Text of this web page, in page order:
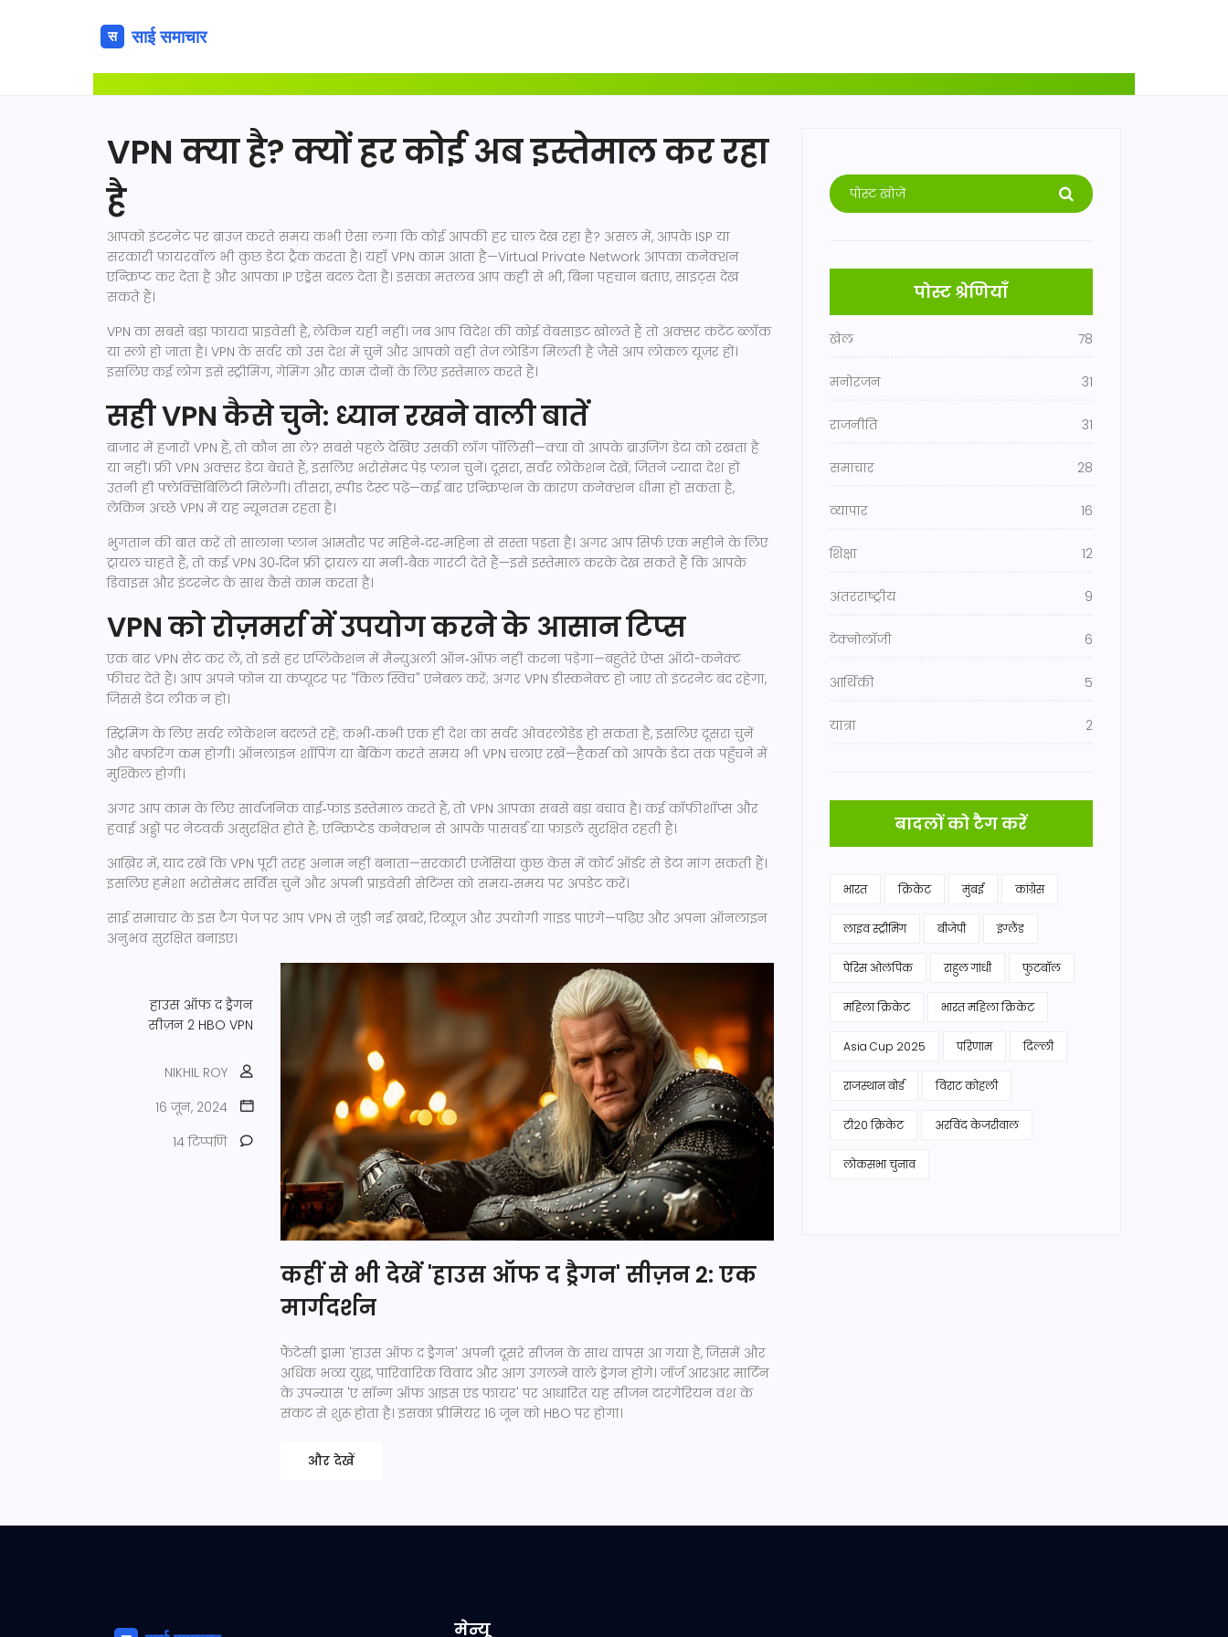
VPN क्या है? क्यों हर कोई अब इस्तेमाल कर रहा
है
आपको इंटरनेट पर ब्राउज़ करते समय कभी ऐसा लगा कि कोई आपकी हर चाल देख रहा है? असल में, आपके ISP या
सरकारी फ़ायरवॉल भी कुछ डेटा ट्रैक करता है। यहाँ VPN काम आता है—Virtual Private Network आपका कनेक्शन
एन्क्रिप्ट कर देता है और आपका IP एड्रेस बदल देता है। इसका मतलब आप कहीं से भी, बिना पहचान बताए, साइट्स देख
सकते हैं।
VPN का सबसे बड़ा फायदा प्राइवेसी है, लेकिन यही नहीं। जब आप विदेश की कोई वेबसाइट खोलते हैं तो अक्सर कंटेंट ब्लॉक
या स्लो हो जाता है। VPN के सर्वर को उस देश में चुनें और आपको वही तेज़ लोडिंग मिलती है जैसे आप लोकल यूज़र हों।
इसलिए कई लोग इसे स्ट्रीमिंग, गेमिंग और काम दोनों के लिए इस्तेमाल करते हैं।
सही VPN कैसे चुने: ध्यान रखने वाली बातें
बाजार में हजारों VPN हैं, तो कौन सा ले? सबसे पहले देखिए उसकी लॉग पॉलिसी—क्या वो आपके ब्राउज़िंग डेटा को रखता है
या नहीं। फ्री VPN अक्सर डेटा बेचते हैं, इसलिए भरोसेमंद पेड़ प्लान चुनें। दूसरा, सर्वर लोकेशन देखें; जितने ज्यादा देश हों
उतनी ही फ़्लेक्सिबिलिटी मिलेगी। तीसरा, स्पीड टेस्ट पढ़ें—कई बार एन्क्रिप्शन के कारण कनेक्शन धीमा हो सकता है,
लेकिन अच्छे VPN में यह न्यूनतम रहता है।
भुगतान की बात करें तो सालाना प्लान आमतौर पर महिने‑दर‑महिना से सस्ता पड़ता है। अगर आप सिर्फ एक महीने के लिए
ट्रायल चाहते हैं, तो कई VPN 30‑दिन फ्री ट्रायल या मनी‑बैक गारंटी देते हैं—इसे इस्तेमाल करके देख सकते हैं कि आपके
डिवाइस और इंटरनेट के साथ कैसे काम करता है।
VPN को रोज़मर्रा में उपयोग करने के आसान टिप्स
एक बार VPN सेट कर लें, तो इसे हर एप्लिकेशन में मैन्युअली ऑन‑ऑफ़ नहीं करना पड़ेगा—बहुतेरे ऐप्स ऑटो-कनेक्ट
फीचर देते हैं। आप अपने फोन या कंप्यूटर पर "किल स्विच" एनेबल करें; अगर VPN डीस्कनेक्ट हो जाए तो इंटरनेट बंद रहेगा,
जिससे डेटा लीक न हो।
स्ट्रिमिंग के लिए सर्वर लोकेशन बदलते रहें; कभी‑कभी एक ही देश का सर्वर ओवरलोडेड हो सकता है, इसलिए दूसरा चुनें
और बफ़रिंग कम होगी। ऑनलाइन शॉपिंग या बैंकिंग करते समय भी VPN चलाए रखें—हैकर्स को आपके डेटा तक पहुँचने में
मुश्किल होगी।
अगर आप काम के लिए सार्वजनिक वाई‑फाइ इस्तेमाल करते हैं, तो VPN आपका सबसे बड़ा बचाव है। कई कॉफ़ीशॉप्स और
हवाई अड्डों पर नेटवर्क असुरक्षित होते हैं; एन्क्रिप्टेड कनेक्शन से आपके पासवर्ड या फ़ाइलें सुरक्षित रहती हैं।
आख़िर में, याद रखें कि VPN पूरी तरह अनाम नहीं बनाता—सरकारी एजेंसियां कुछ केस में कोर्ट ऑर्डर से डेटा मांग सकती हैं।
इसलिए हमेशा भरोसेमंद सर्विस चुनें और अपनी प्राइवेसी सेटिंग्स को समय‑समय पर अपडेट करें।
साई समाचार के इस टैग पेज पर आप VPN से जुड़ी नई ख़बरें, रिव्यूज़ और उपयोगी गाइड पाएंगे—पढ़िए और अपना ऑनलाइन
अनुभव सुरक्षित बनाइए।
हाउस ऑफ द ड्रैगन
सीज़न 2 HBO VPN
NIKHIL ROY
16 जून, 2024
14 टिप्पणि
कहीं से भी देखें 'हाउस ऑफ द ड्रैगन' सीज़न 2: एक
मार्गदर्शन
फैंटेसी ड्रामा 'हाउस ऑफ द ड्रैगन' अपनी दूसरे सीज़न के साथ वापस आ गया है, जिसमें और
अधिक भव्य युद्ध, पारिवारिक विवाद और आग उगलने वाले ड्रेगन होंगे। जॉर्ज आरआर मार्टिन
के उपन्यास 'ए सॉन्ग ऑफ आइस एंड फायर' पर आधारित यह सीजन टारगेरियन वंश के
संकट से शुरू होता है। इसका प्रीमियर 16 जून को HBO पर होगा।
और देखें
पोस्ट श्रेणियाँ
खेल 78
मनोरंजन 31
राजनीति 31
समाचार 28
व्यापार 16
शिक्षा 12
अंतरराष्ट्रीय 9
टेक्नोलॉजी 6
आर्थिकी 5
यात्रा 2
बादलों को टैग करें
भारत क्रिकेट मुंबई कांग्रेस
लाइव स्ट्रीमिंग बीजेपी इंग्लैंड
पेरिस ओलंपिक राहुल गांधी फुटबॉल
महिला क्रिकेट भारत महिला क्रिकेट
Asia Cup 2025 परिणाम दिल्ली
राजस्थान बोर्ड विराट कोहली
टी20 क्रिकेट अरविंद केजरीवाल
लोकसभा चुनाव
मेन्यू